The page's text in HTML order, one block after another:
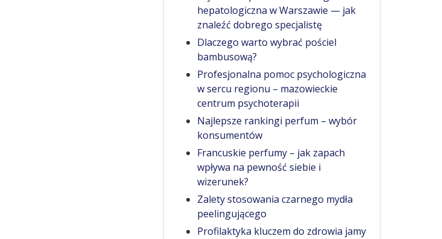
hepatologiczna w Warszawie — jak
znaleźć dobrego specjalistę
Dlaczego warto wybrać pościel
bambusową?
Profesjonalna pomoc psychologiczna
w sercu regionu – mazowieckie
centrum psychoterapii
Najlepsze rankingi perfum – wybór
konsumentów
Francuskie perfumy – jak zapach
wpływa na pewność siebie i
wizerunek?
Zalety stosowania czarnego mydła
peelingującego
Profilaktyka kluczem do zdrowia jamy